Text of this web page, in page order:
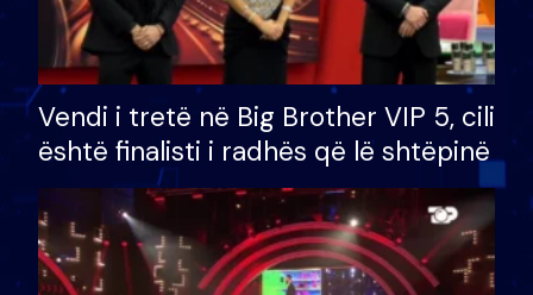
Vendi i tretë në Big Brother VIP 5, cili
është finalisti i radhës që lë shtëpinë